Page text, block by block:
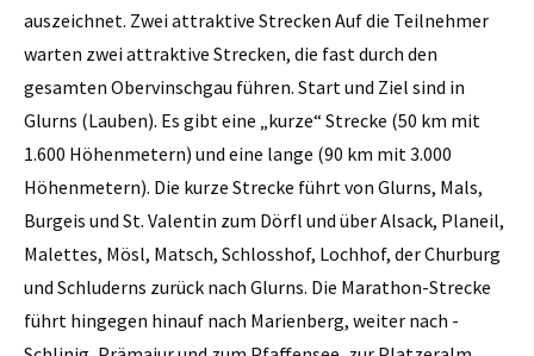
auszeichnet. Zwei attraktive Strecken Auf die Teilnehmer
warten zwei attraktive Strecken, die fast durch den
gesamten Obervinschgau ­führen. Start und Ziel sind in
Glurns (Lauben). Es gibt eine „kurze“ Strecke (50 km mit
1.600 Höhenmetern) und eine lange (90 km mit 3.000
Höhenmetern). Die kurze Strecke führt von Glurns, Mals,
Burgeis und St. Valentin zum Dörfl und über Alsack, Planeil,
Malettes, Mösl, Matsch, Schlosshof, Lochhof, der Churburg
und Schluderns zurück nach Glurns. Die Marathon-Strecke
führt hingegen hinauf nach Marienberg, weiter nach ­